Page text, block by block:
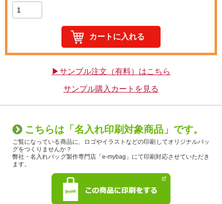
▶サンプル注文（有料）はこちら
サンプル購入カートを見る
こちらは「名入れ印刷対象商品」です。
ご覧になっている商品に、ロゴやイラストなどの印刷してオリジナルバッ
グをつくりませんか？
弊社・名入れバッグ製作専門店「e-mybag」にて印刷対応させていただき
ます。